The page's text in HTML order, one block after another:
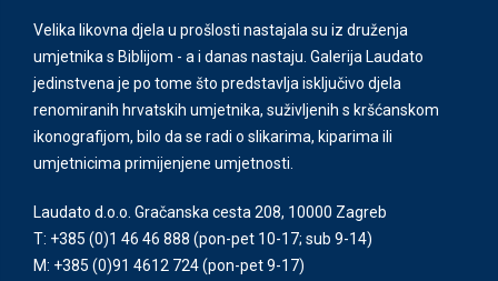
Velika likovna djela u prošlosti nastajala su iz druženja
umjetnika s Biblijom - a i danas nastaju. Galerija Laudato
jedinstvena je po tome što predstavlja isključivo djela
renomiranih hrvatskih umjetnika, suživljenih s kršćanskom
ikonografijom, bilo da se radi o slikarima, kiparima ili
umjetnicima primijenjene umjetnosti.
Laudato d.o.o. Gračanska cesta 208, 10000 Zagreb
T: +385 (0)1 46 46 888 (pon-pet 10-17; sub 9-14)
M: +385 (0)91 4612 724(pon-pet 9-17)